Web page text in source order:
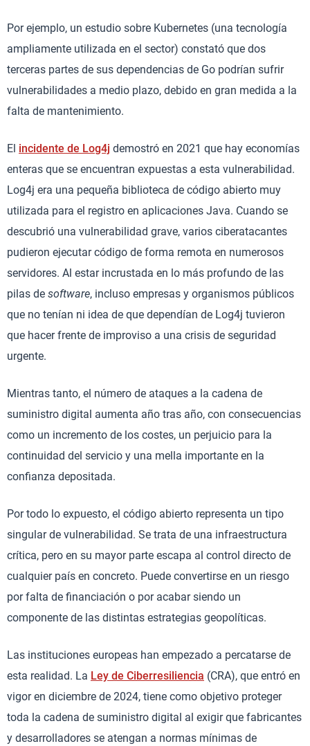
Por ejemplo, un estudio sobre Kubernetes (una tecnología
ampliamente utilizada en el sector) constató que dos
terceras partes de sus dependencias de Go podrían sufrir
vulnerabilidades a medio plazo, debido en gran medida a la
falta de mantenimiento.
El incidente de Log4j demostró en 2021 que hay economías
enteras que se encuentran expuestas a esta vulnerabilidad.
Log4j era una pequeña biblioteca de código abierto muy
utilizada para el registro en aplicaciones Java. Cuando se
descubrió una vulnerabilidad grave, varios ciberatacantes
pudieron ejecutar código de forma remota en numerosos
servidores. Al estar incrustada en lo más profundo de las
pilas de software, incluso empresas y organismos públicos
que no tenían ni idea de que dependían de Log4j tuvieron
que hacer frente de improviso a una crisis de seguridad
urgente.
Mientras tanto, el número de ataques a la cadena de
suministro digital aumenta año tras año, con consecuencias
como un incremento de los costes, un perjuicio para la
continuidad del servicio y una mella importante en la
confianza depositada.
Por todo lo expuesto, el código abierto representa un tipo
singular de vulnerabilidad. Se trata de una infraestructura
crítica, pero en su mayor parte escapa al control directo de
cualquier país en concreto. Puede convertirse en un riesgo
por falta de financiación o por acabar siendo un
componente de las distintas estrategias geopolíticas.
Las instituciones europeas han empezado a percatarse de
esta realidad. La Ley de Ciberresiliencia (CRA), que entró en
vigor en diciembre de 2024, tiene como objetivo proteger
toda la cadena de suministro digital al exigir que fabricantes
y desarrolladores se atengan a normas mínimas de